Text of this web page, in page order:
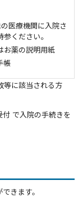
医療機関に入院さ
ください。
お薬の説明用紙
帳
等に該当される方
で入院の手続きを
きます。